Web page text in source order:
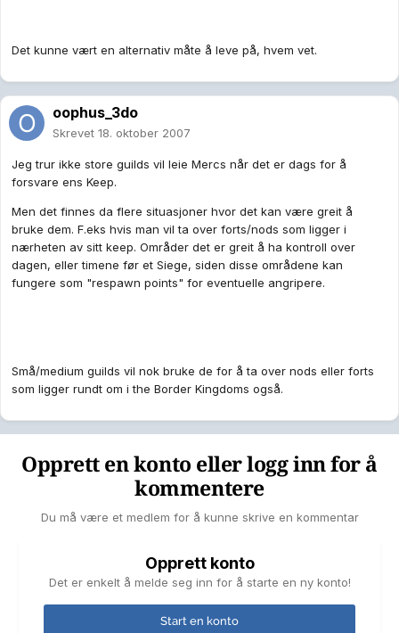
Det kunne vært en alternativ måte å leve på, hvem vet.
oophus_3do
Skrevet 18. oktober 2007
Jeg trur ikke store guilds vil leie Mercs når det er dags for å
forsvare ens Keep.
Men det finnes da flere situasjoner hvor det kan være greit å
bruke dem. F.eks hvis man vil ta over forts/nods som ligger i
nærheten av sitt keep. Områder det er greit å ha kontroll over
dagen, eller timene før et Siege, siden disse områdene kan
fungere som "respawn points" for eventuelle angripere.
Små/medium guilds vil nok bruke de for å ta over nods eller forts
som ligger rundt om i the Border Kingdoms også.
Opprett en konto eller logg inn for å
kommentere
Du må være et medlem for å kunne skrive en kommentar
Opprett konto
Det er enkelt å melde seg inn for å starte en ny konto!
Start en konto